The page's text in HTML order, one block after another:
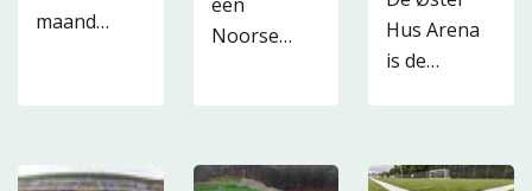
maand…
Noorse…
Hus Arena
is de…